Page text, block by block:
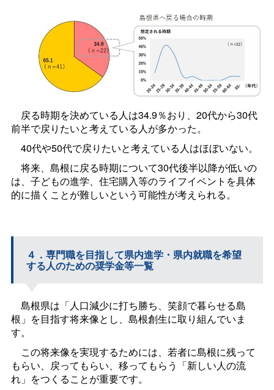
戻る時期を決めている人は34.9％おり、20代から30代
前半で戻りたいと考えている人が多かった。
40代や50代で戻りたいと考えている人はほぼいない。
将来、島根に戻る時期について30代後半以降が低いの
は、子どもの進学、住宅購入等のライフイベントを具体
的に描くことが難しいという可能性が考えられる。
４．専門職を目指して県内進学・県内就職を希望
する人のための奨学金等一覧
島根県は「人口減少に打ち勝ち、笑顔で暮らせる島
根」を目指す将来像とし、島根創生に取り組んでいま
す。
この将来像を実現するためには、若者に島根に残って
もらい、戻ってもらい、移ってもらう「新しい人の流
れ」をつくることが重要です。